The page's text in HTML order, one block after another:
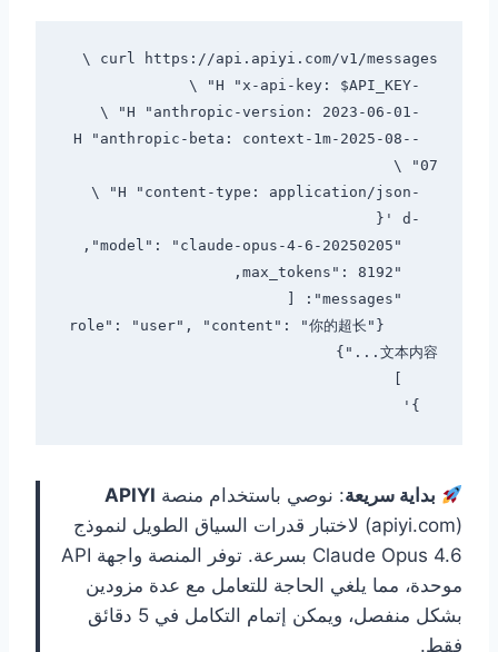
  -H "anthropic-beta: context-1m-2025-08-
      {"role": "user", "content": "你的超长
بداية سريعة: نوصي باستخدام منصة APIYI
(apiyi.com) لاختبار قدرات السياق الطويل لنموذج
Claude Opus 4.6 بسرعة. توفر المنصة واجهة API
موحدة، مما يلغي الحاجة للتعامل مع عدة مزودين
بشكل منفصل، ويمكن إتمام التكامل في 5 دقائق
فقط.